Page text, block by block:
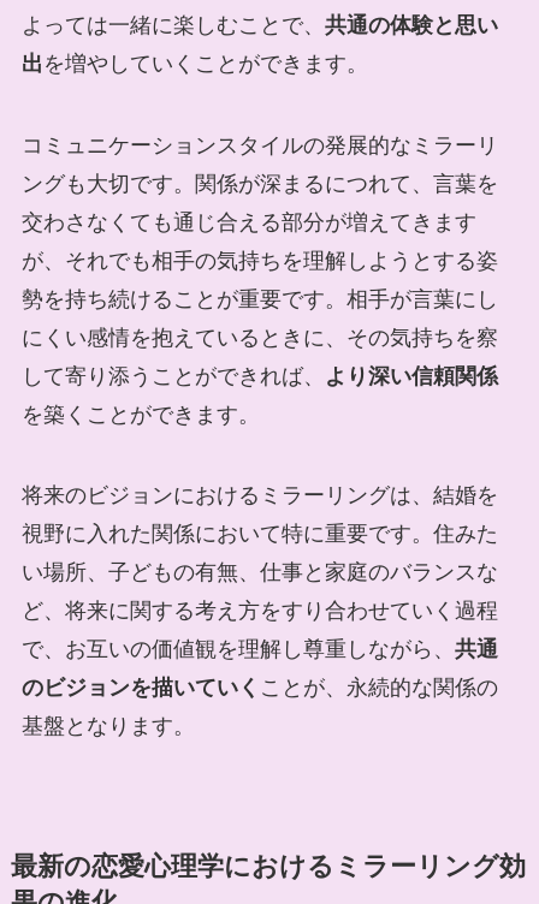
よっては一緒に楽しむことで、 共通の体験と思い
出 を増やしていくことができます。
コミュニケーションスタイルの発展的なミラーリ
ングも大切です。関係が深まるにつれて、言葉を
交わさなくても通じ合える部分が増えてきます
が、それでも相手の気持ちを理解しようとする姿
勢を持ち続けることが重要です。相手が言葉にし
にくい感情を抱えているときに、その気持ちを察
して寄り添うことができれば、
より深い信頼関係
を築くことができます。
将来のビジョンにおけるミラーリングは、結婚を
視野に入れた関係において特に重要です。住みた
い場所、子どもの有無、仕事と家庭のバランスな
ど、将来に関する考え方をすり合わせていく過程
で、お互いの価値観を理解し尊重しながら、 共通
のビジョンを描いていく ことが、永続的な関係の
基盤となります。
最新の恋愛心理学におけるミラーリング効